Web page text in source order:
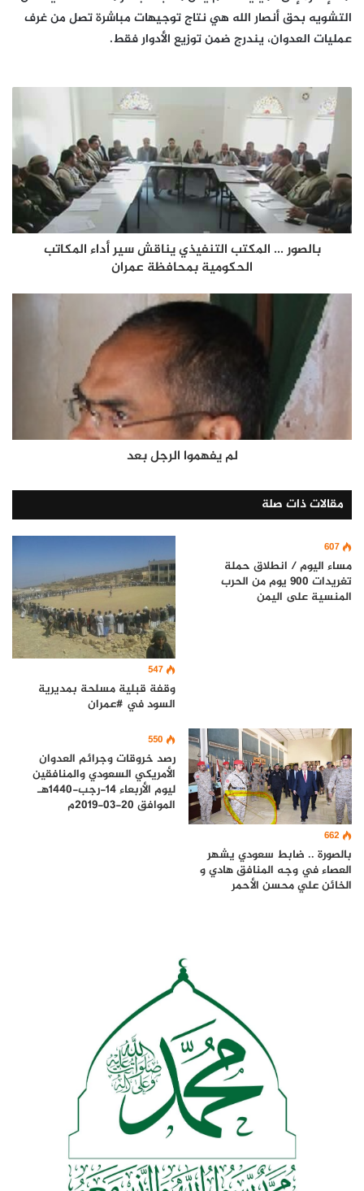
التشويه بحق أنصار الله هي نتاج توجيهات مباشرة تصل من غرف
عمليات العدوان، يندرج ضمن توزيع الأدوار فقط.
بالصور ... المكتب التنفيذي يناقش سير أداء المكاتب
الحكومية بمحافظة عمران
لم يفهموا الرجل بعد
مقالات ذات صلة
607
مساء اليوم / انطلاق حملة
تغريدات 900 يوم من الحرب
المنسية على اليمن
547
وقفة قبلية مسلحة بمديرية
السود في #عمران
662
بالصورة .. ضابط سعودي يشهر
العصاء في وجه المنافق هادي و
الخائن علي محسن الأحمر
550
رصد خروقات وجرائم العدوان
الأمريكي السعودي والمنافقين
ليوم الأربعاء 14-رجب-1440هـ
الموافق 20-03-2019م